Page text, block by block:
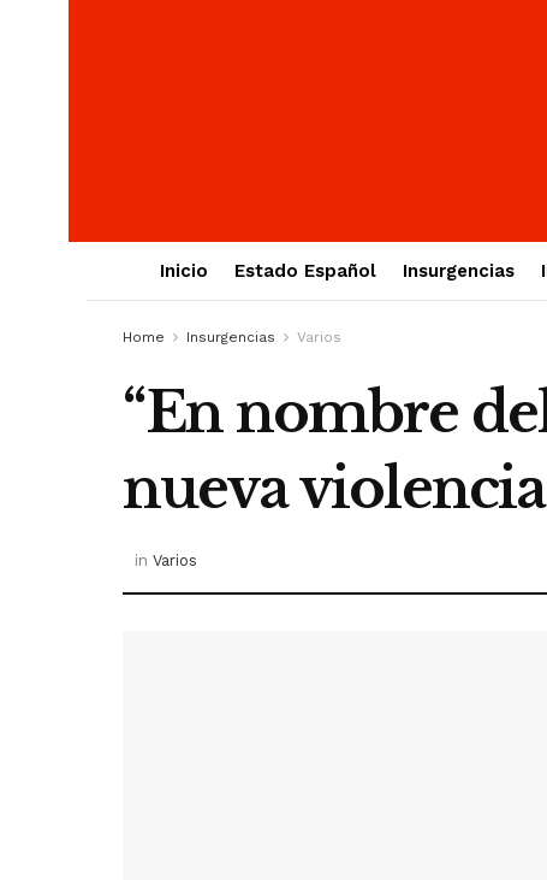
Inicio Estado Español Insurgencias
Home Insurgencias Varios
“En nombre
nueva
in Varios